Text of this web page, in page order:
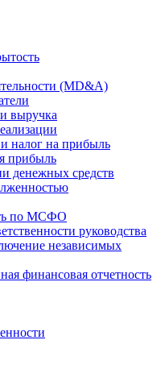
(MD&A)
выручка
налог на прибыль
прибыль
денежных средств
по МСФО
руководства
независимых
финансовая отчетность